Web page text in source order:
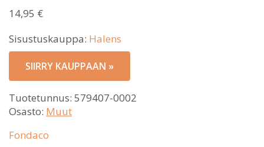
14,95 €
Sisustuskauppa: Halens
SIIRRY KAUPPAAN »
Tuotetunnus: 579407-0002
Osasto: Muut
Fondaco